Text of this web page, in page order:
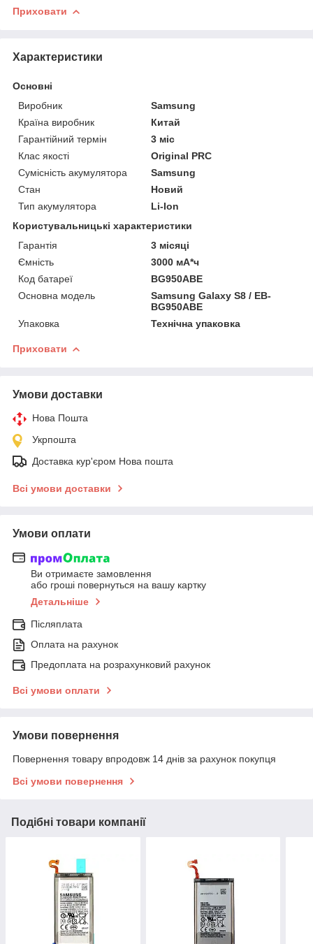
Приховати
Характеристики
Основні
Виробник
Samsung
Країна виробник
Китай
Гарантійний термін
3 міс
Клас якості
Original PRC
Сумісність акумулятора
Samsung
Стан
Новий
Тип акумулятора
Li-Ion
Користувальницькі характеристики
Гарантія
3 місяці
Ємність
3000 мА*ч
Код батареї
BG950ABE
Основна модель
Samsung Galaxy S8 / EB-
BG950ABE
Упаковка
Технічна упаковка
Приховати
Умови доставки
Нова Пошта
Укрпошта
Доставка кур'єром Нова пошта
Всі умови доставки
Умови оплати
Ви отримаєте замовлення
або гроші повернуться на вашу картку
Детальніше
Післяплата
Оплата на рахунок
Предоплата на розрахунковий рахунок
Всі умови оплати
Умови повернення
Повернення товару впродовж 14 днів за рахунок покупця
Всі умови повернення
Подібні товари компанії